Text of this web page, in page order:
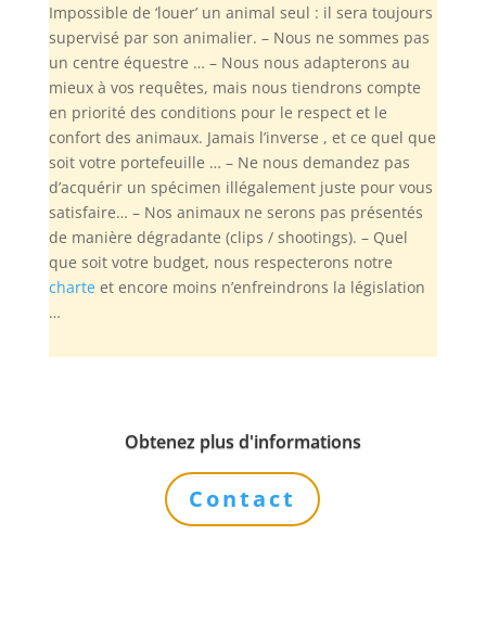
Impossible de ‘louer’ un animal seul : il sera toujours
supervisé par son animalier. – Nous ne sommes pas
un centre équestre … – Nous nous adapterons au
mieux à vos requêtes, mais nous tiendrons compte
en priorité des conditions pour le respect et le
confort des animaux. Jamais l’inverse , et ce quel que
soit votre portefeuille … – Ne nous demandez pas
d’acquérir un spécimen illégalement juste pour vous
satisfaire… – Nos animaux ne serons pas présentés
de manière dégradante (clips / shootings). – Quel
que soit votre budget, nous respecterons notre
charteet encore moins n’enfreindrons la législation
…
Obtenez plus d'informations
Contact